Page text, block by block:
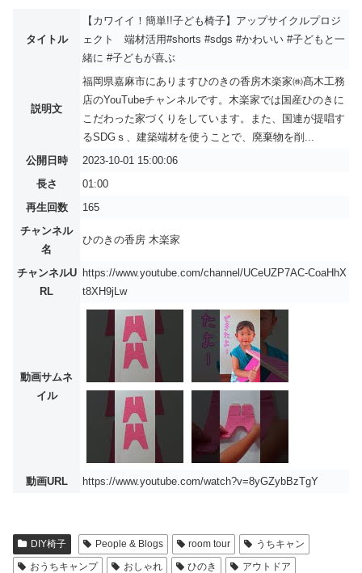
タイトル
【カワイイ！簡単!!子ども椅子】アップサイクルプロジ
ェクト 端材活用#shorts #sdgs #かわいい #子どもと一
緒に #子どもが喜ぶ
説明文
福岡県嘉麻市にありますひのきの香房木楽家㈱髙木工務
店のYouTubeチャンネルです。木楽家では国産ひのきに
こだわった家づくりをしています。また、国連が提唱す
るSDGｓ、建築端材を使うことで、廃棄物を削...
公開日時
2023-10-01 15:00:06
長さ
01:00
再生回数
165
チャンネル
名
ひのきの香房 木楽家
チャンネルU
RL
https://www.youtube.com/channel/UCeUZP7AC-CoaHhX
t8XH9jLw
動画サムネ
イル
動画URL https://www.youtube.com/watch?v=8yGZybBzTgY
DIY椅子 People & Blogs room tour
うちキャン
おうちキャンプ
おしゃれ ひのき
アウトドア